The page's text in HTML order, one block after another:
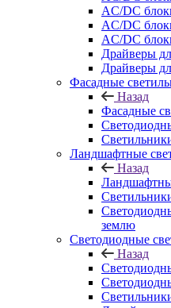
AC/DC
AC/DC
AC/DC
Драйверы
Драйверы
Фасадные
Назад
Фасадные
Ландшафтные
Назад
землю
Светодиодные
Назад